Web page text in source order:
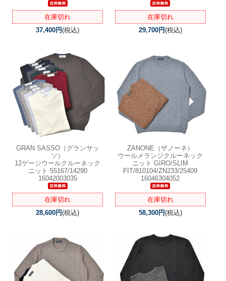
在庫切れ
37,400円(税込)
在庫切れ
29,700円(税込)
GRAN SASSO（グランサッ
ソ）
12ゲージウールクルーネック
ニット 55167/14290
16042003035
在庫切れ
28,600円(税込)
ZANONE（ザノーネ）
ウールメランジクルーネック
ニット GIRO/SLIM
FIT/810104/ZN233/25409
16046304052
在庫切れ
58,300円(税込)